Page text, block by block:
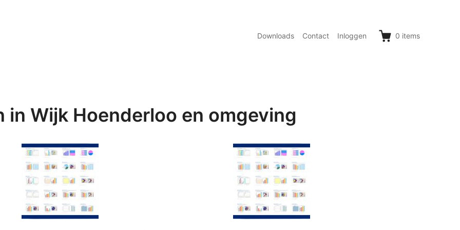
Downloads Contact Inloggen 0 items
in Wijk Hoenderloo en omgeving